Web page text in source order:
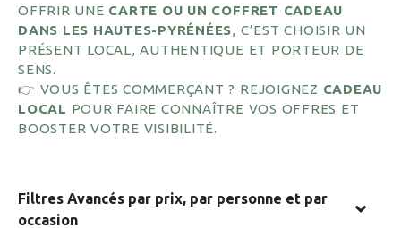
OFFRIR UNE CARTE OU UN COFFRET CADEAU
DANS LES HAUTES-PYRÉNÉES, C’EST CHOISIR UN
PRÉSENT LOCAL, AUTHENTIQUE ET PORTEUR DE
SENS.
👉 VOUS ÊTES COMMERÇANT ? REJOIGNEZ CADEAU
LOCAL POUR FAIRE CONNAÎTRE VOS OFFRES ET
BOOSTER VOTRE VISIBILITÉ.
Filtres Avancés par prix, par personne et par
occasion